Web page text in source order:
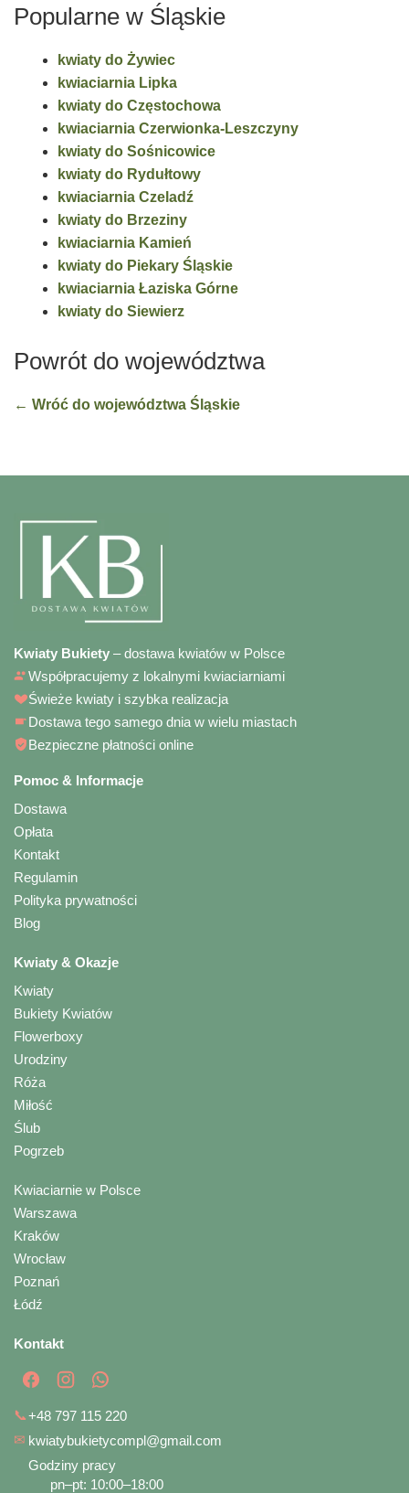
Popularne w Śląskie
kwiaty do Żywiec
kwiaciarnia Lipka
kwiaty do Częstochowa
kwiaciarnia Czerwionka-Leszczyny
kwiaty do Sośnicowice
kwiaty do Rydułtowy
kwiaciarnia Czeladź
kwiaty do Brzeziny
kwiaciarnia Kamień
kwiaty do Piekary Śląskie
kwiaciarnia Łaziska Górne
kwiaty do Siewierz
Powrót do województwa
← Wróć do województwa Śląskie
Kwiaty Bukiety – dostawa kwiatów w Polsce
Współpracujemy z lokalnymi kwiaciarniami
Świeże kwiaty i szybka realizacja
Dostawa tego samego dnia w wielu miastach
Bezpieczne płatności online
Pomoc & Informacje
Dostawa
Opłata
Kontakt
Regulamin
Polityka prywatności
Blog
Kwiaty & Okazje
Kwiaty
Bukiety Kwiatów
Flowerboxy
Urodziny
Róża
Miłość
Ślub
Pogrzeb
Kwiaciarnie w Polsce
Warszawa
Kraków
Wrocław
Poznań
Łódź
Kontakt
📞+48 797 115 220
✉ kwiatybukietycompl@gmail.com
Godziny pracy
pn–pt: 10:00–18:00